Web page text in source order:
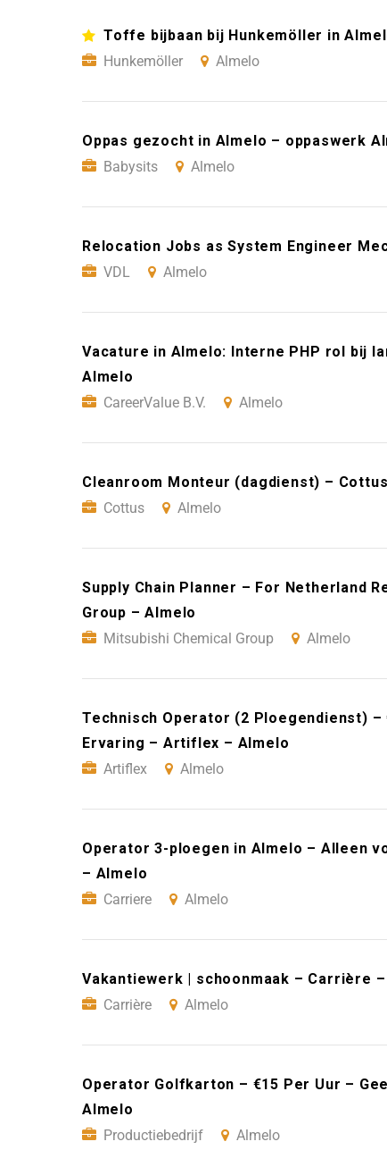
Toffe bijbaan bij Hunkemöller in
Hunkemöller
Almelo
Oppas gezocht in Almelo – oppaswerk
Babysits
Almelo
Relocation Jobs as System Engineer
VDL
Almelo
Vacature in Almelo: Interne PHP rol bij
Almelo
CareerValue B.V.
Almelo
Cleanroom Monteur (dagdienst) –
Cottus
Almelo
Supply Chain Planner – For Netherland
Group – Almelo
Mitsubishi Chemical Group
Almelo
Technisch Operator (2 Ploegendienst) –
Ervaring – Artiflex – Almelo
Artiflex
Almelo
Operator 3-ploegen in Almelo – Alleen
– Almelo
Carriere
Almelo
Vakantiewerk | schoonmaak – Carrière
Carrière
Almelo
Operator Golfkarton – €15 Per Uur –
Almelo
Productiebedrijf
Almelo